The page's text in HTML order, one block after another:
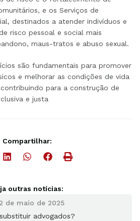
e os Serviços de
destinados a atender indivíduos e
risco pessoal e social mais
maus-tratos e abuso sexual.
são fundamentais para promover
e melhorar as condições de vida
para a construção de
e justa
Compartilhar:
outras notícias:
2 de maio de 2025
advogados?